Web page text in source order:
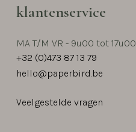
klantenservice
MA T/M VR - 9u00 tot 17u00
+32 (0)473 87 13 79
hello@paperbird.be
Veelgestelde vragen